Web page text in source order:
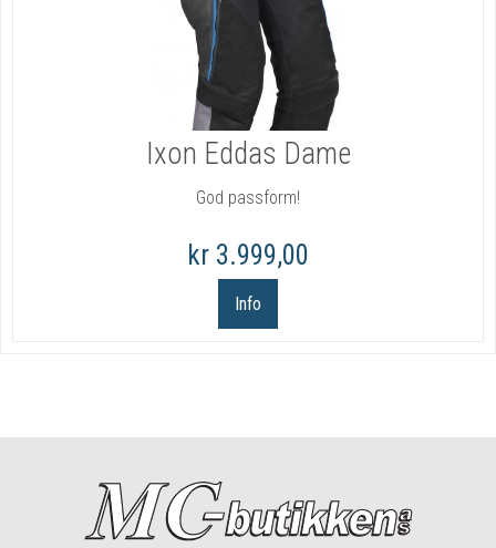
Ixon Eddas Dame
God passform!
kr 3.999,00
Info